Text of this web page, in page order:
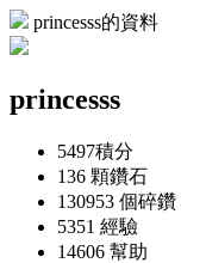
princesss的資料
princesss
5497積分
136 顆鑽石
130953 個碎鑽
5351 經驗
14606 幫助